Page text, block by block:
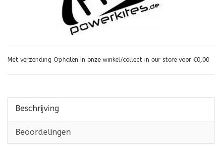
Met verzending Ophalen in onze winkel/collect in our store voor €0,00
Beschrijving
Beoordelingen